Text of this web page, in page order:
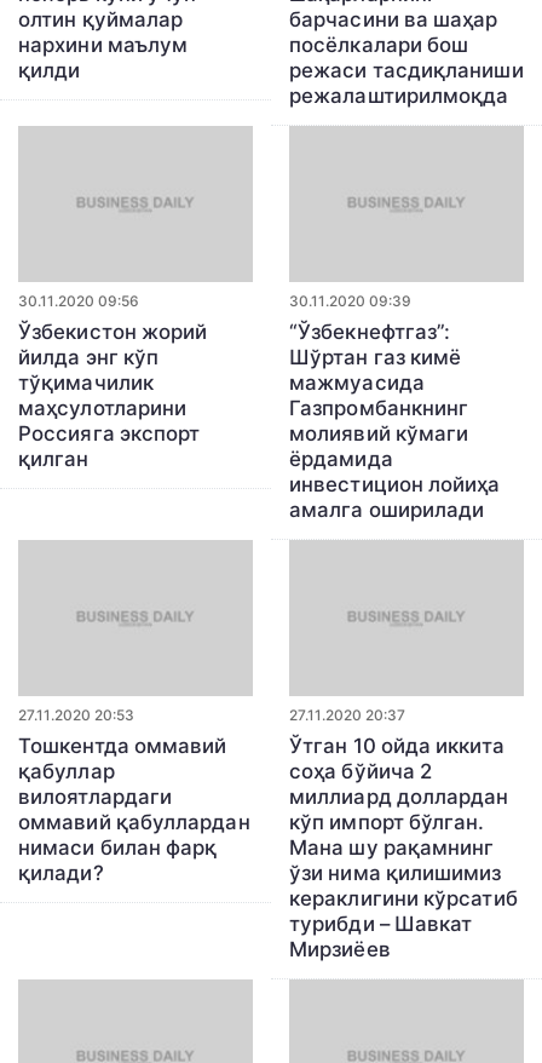
олтин қуймалар
нархини маълум
қилди
барчасини ва шаҳар
посёлкалари бош
режаси тасдиқланиши
режалаштирилмоқда
30.11.2020 09:56
Ўзбекистон жорий
йилда энг кўп
тўқимачилик
маҳсулотларини
Россияга экспорт
қилган
30.11.2020 09:39
“Ўзбекнефтгаз”:
Шўртан газ кимё
мажмуасида
Газпромбанкнинг
молиявий кўмаги
ёрдамида
инвестицион лойиҳа
амалга оширилади
27.11.2020 20:53
Тошкентда оммавий
қабуллар
вилоятлардаги
оммавий қабуллардан
нимаси билан фарқ
қилади?
27.11.2020 20:37
Ўтган 10 ойда иккита
соҳа бўйича 2
миллиард доллардан
кўп импорт бўлган.
Мана шу рақамнинг
ўзи нима қилишимиз
кераклигини кўрсатиб
турибди – Шавкат
Мирзиёев